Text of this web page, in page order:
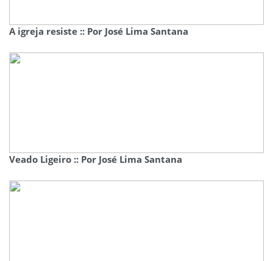
A igreja resiste :: Por José Lima Santana
Veado Ligeiro :: Por José Lima Santana